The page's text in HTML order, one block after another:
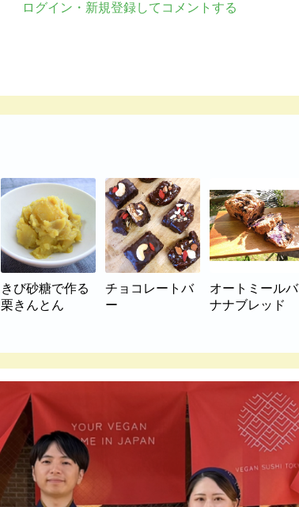
ログイン・新規登録してコメントする
きび砂糖で作る
栗きんとん
チョコレートバ
ー
オートミールバ
ナナブレッド